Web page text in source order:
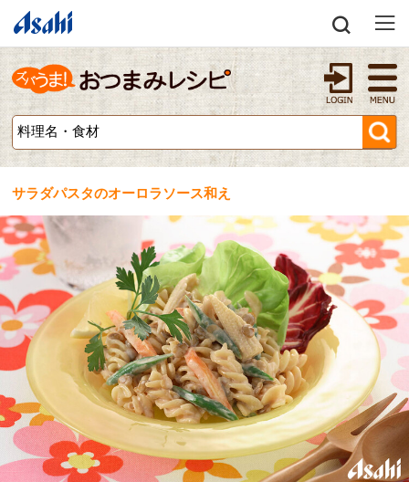
サラダパスタのオーロラソース和え